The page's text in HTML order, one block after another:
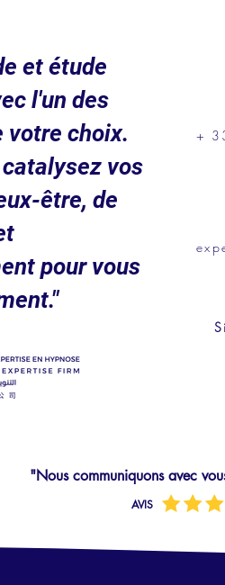
et étude
l'un des
votre choix.
vos
être, de
pour vous
+
"Nous communiquons avec
AVIS